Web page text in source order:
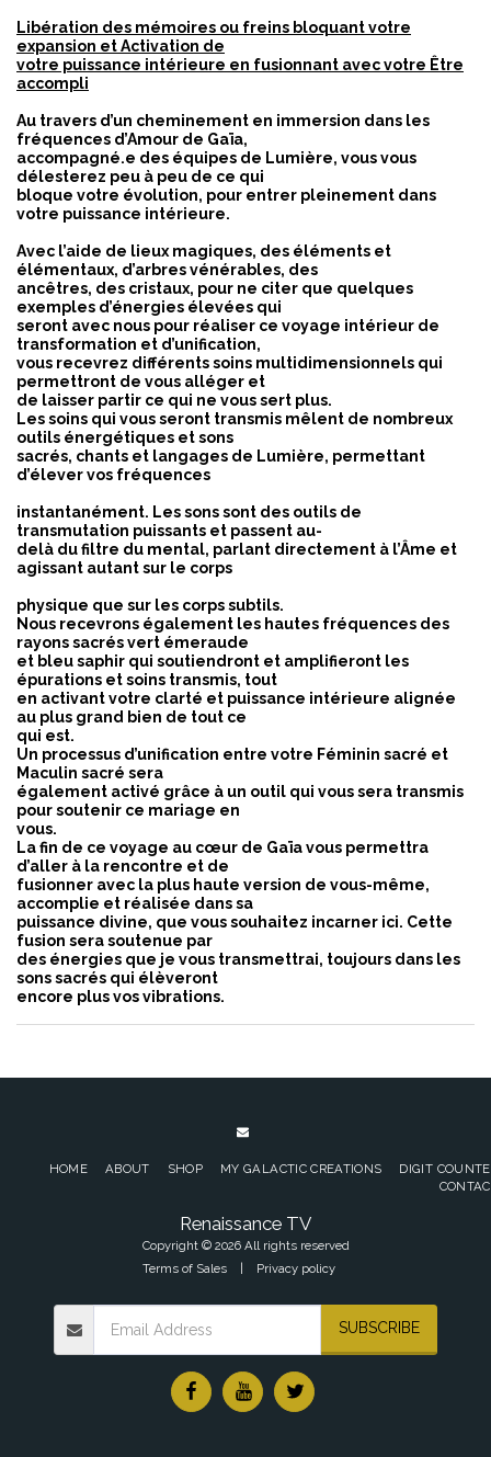
Libération des mémoires ou freins bloquant votre
expansion et Activation de
votre puissance intérieure en fusionnant avec votre Être
accompli
Au travers d’un cheminement en immersion dans les
fréquences d’Amour de Gaïa,
accompagné.e des équipes de Lumière, vous vous
délesterez peu à peu de ce qui
bloque votre évolution, pour entrer pleinement dans
votre puissance intérieure.
Avec l’aide de lieux magiques, des éléments et
élémentaux, d’arbres vénérables, des
ancêtres, des cristaux, pour ne citer que quelques
exemples d’énergies élevées qui
seront avec nous pour réaliser ce voyage intérieur de
transformation et d’unification,
vous recevrez différents soins multidimensionnels qui
permettront de vous alléger et
de laisser partir ce qui ne vous sert plus.
Les soins qui vous seront transmis mêlent de nombreux
outils énergétiques et sons
sacrés, chants et langages de Lumière, permettant
d’élever vos fréquences
instantanément. Les sons sont des outils de
transmutation puissants et passent au-
delà du filtre du mental, parlant directement à l’Âme et
agissant autant sur le corps
physique que sur les corps subtils.
Nous recevrons également les hautes fréquences des
rayons sacrés vert émeraude
et bleu saphir qui soutiendront et amplifieront les
épurations et soins transmis, tout
en activant votre clarté et puissance intérieure alignée
au plus grand bien de tout ce
qui est.
Un processus d’unification entre votre Féminin sacré et
Maculin sacré sera
également activé grâce à un outil qui vous sera transmis
pour soutenir ce mariage en
vous.
La fin de ce voyage au cœur de Gaïa vous permettra
d’aller à la rencontre et de
fusionner avec la plus haute version de vous-même,
accomplie et réalisée dans sa
puissance divine, que vous souhaitez incarner ici. Cette
fusion sera soutenue par
des énergies que je vous transmettrai, toujours dans les
sons sacrés qui élèveront
encore plus vos vibrations.
Renaissance TV
Copyright © 2026 All rights reserved
Terms of Sales | Privacy policy
HOME ABOUT SHOP MY GALACTIC CREATIONS
DIGIT
SUBSCRIBE